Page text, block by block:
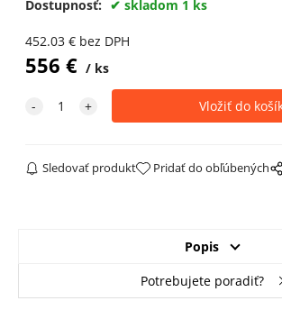
Dostupnosť: skladom 1 ks
452.03€ bez DPH
556 € ks
Sledovať produkt Pridať do obľúbených
Popis
Potrebujete poradiť?